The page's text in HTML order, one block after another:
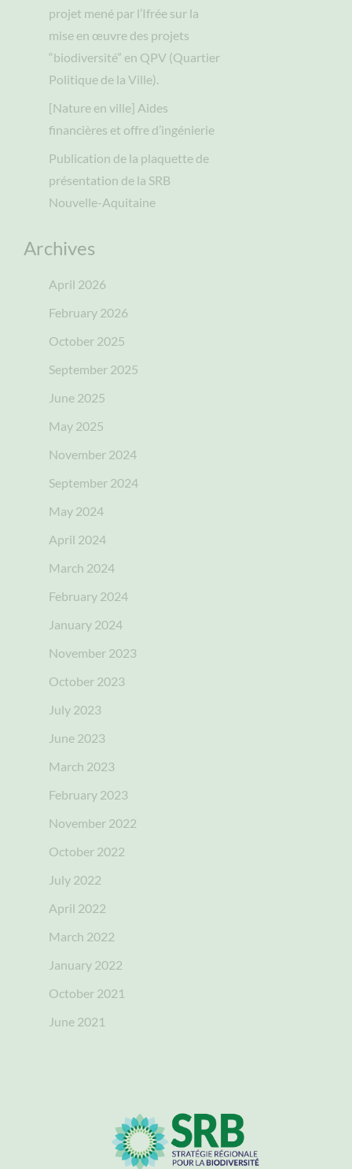
projet mené par l’Ifrée sur la
mise en œuvre des projets
“biodiversité” en QPV (Quartier
Politique de la Ville).
[Nature en ville] Aides
financières et offre d’ingénierie
Publication de la plaquette de
présentation de la SRB
Nouvelle-Aquitaine
Archives
April 2026
February 2026
October 2025
September 2025
June 2025
May 2025
November 2024
September 2024
May 2024
April 2024
March 2024
February 2024
January 2024
November 2023
October 2023
July 2023
June 2023
March 2023
February 2023
November 2022
October 2022
July 2022
April 2022
March 2022
January 2022
October 2021
June 2021